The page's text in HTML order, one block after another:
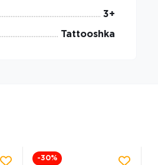
3+
Tattooshka
-30%